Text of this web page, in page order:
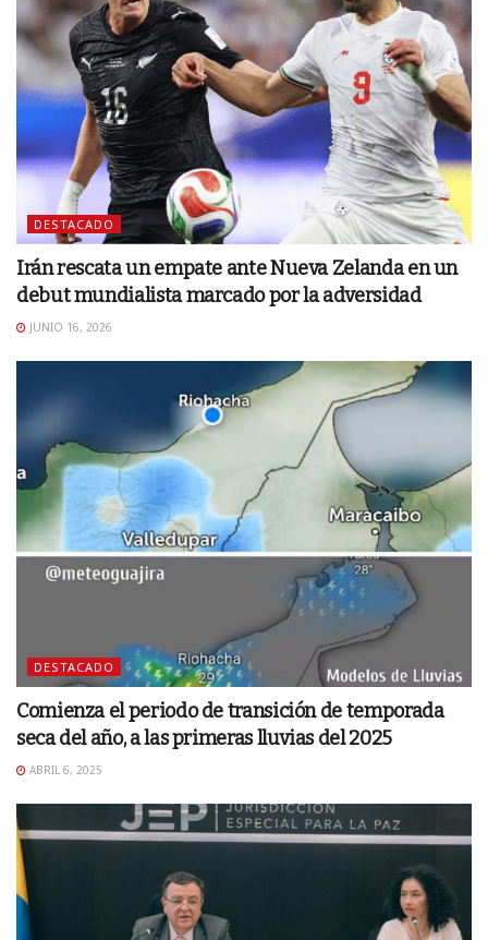
DESTACADO
Irán rescata un empate ante Nueva Zelanda en un
debut mundialista marcado por la adversidad
JUNIO 16, 2026
DESTACADO
Comienza el periodo de transición de temporada
seca del año, a las primeras lluvias del 2025
ABRIL 6, 2025